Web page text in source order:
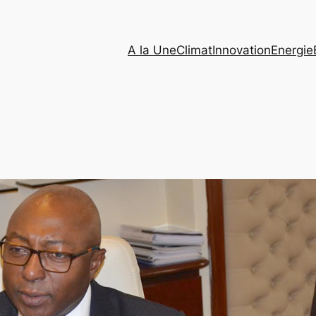
A la UneClimatInnovationEnergie